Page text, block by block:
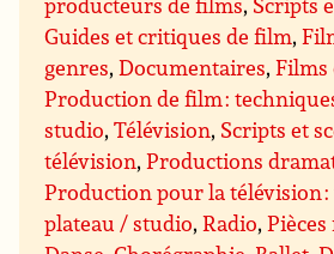
Guides et critiques de film,
genres,Documentaires,Films
Production de film :
studio,Télévision, Scripts et
télévision,Productions
Production pour la télévision
plateau / studio,Radio,